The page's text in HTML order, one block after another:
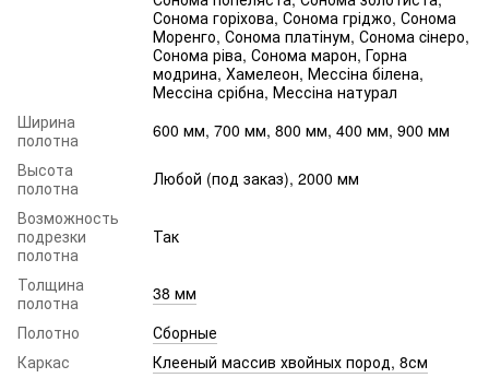
Сонома горіхова, Сонома гріджо, Сонома
Моренго, Сонома платінум, Сонома cінеро,
Сонома ріва, Сонома марон, Горна
модрина, Хамелеон, Мессіна білена,
Мессіна срібна, Мессіна натурал
Ширина
полотна
600 мм, 700 мм, 800 мм, 400 мм, 900 мм
Высота
полотна
Любой (под заказ), 2000 мм
Возможность
подрезки
полотна
Так
Толщина
полотна
38 мм
Полотно
Сборные
Каркас
Клееный массив хвойных пород, 8см